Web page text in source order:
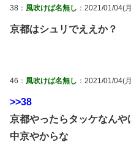
38： 風吹けば名無し ：2021/01/04(
京都はシュリでええか？
46： 風吹けば名無し ：2021/01/04(
>>38
京都やったらタッケなんや
中京やからな